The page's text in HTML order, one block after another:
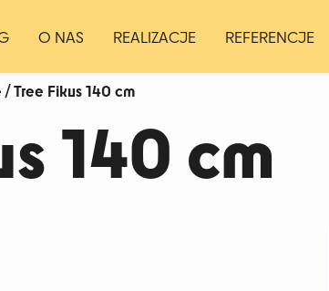
O NAS REALIZACJE REFERENCJE
/ Tree Fikus 140 cm
140 cm